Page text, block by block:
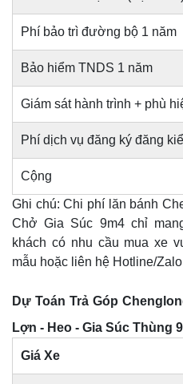
Phí bảo trì đường bộ 1 năm
Bảo hiểm TNDS 1 năm
Giám sát hành trình + phù
Phí dịch vụ đăng ký đăng
Cộng
Ghi chú: Chi phí lăn bánh
Chở Gia Súc 9m4 chỉ
khách có nhu cầu mua xe
mẫu hoặc liên hệ Hotline/
Dự Toán Trả Góp
Lợn - Heo - Gia Súc Thùng
Giá Xe